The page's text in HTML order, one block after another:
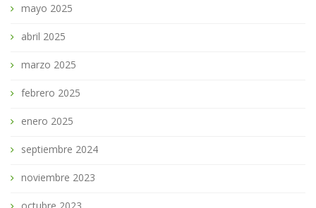
mayo 2025
abril 2025
marzo 2025
febrero 2025
enero 2025
septiembre 2024
noviembre 2023
octubre 2023